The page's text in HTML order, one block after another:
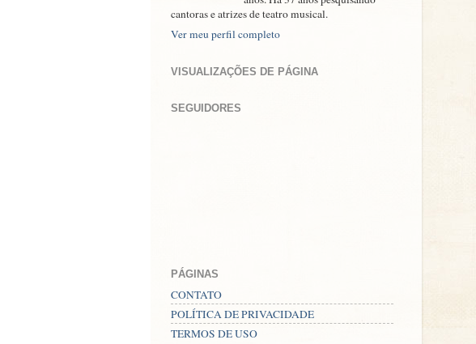
cantoras e atrizes de teatro musical.
Ver meu perfil completo
VISUALIZAÇÕES DE PÁGINA
SEGUIDORES
PÁGINAS
CONTATO
POLÍTICA DE PRIVACIDADE
TERMOS DE USO